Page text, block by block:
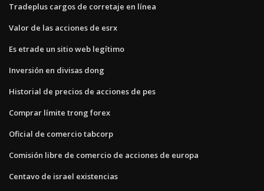
Tradeplus cargos de corretaje en línea
Valor de las acciones de esrx
Es etrade un sitio web legítimo
Inversión en divisas dong
Historial de precios de acciones de pes
Comprar límite trong forex
Oficial de comercio tabcorp
Comisión libre de comercio de acciones de europa
Centavo de israel existencias